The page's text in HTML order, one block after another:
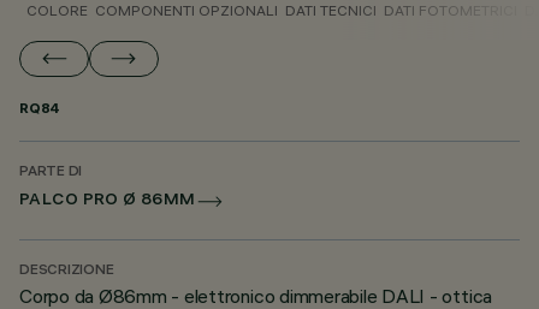
COLORE COMPONENTI OPZIONALI DATI TECNICI DATI FOTOMETRICI
RQ84
PARTE DI
PALCO PRO Ø 86MM
DESCRIZIONE
Corpo da Ø86mm - elettronico dimmerabile DALI - ottica